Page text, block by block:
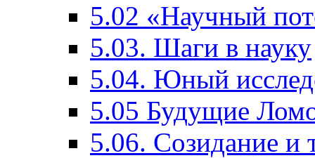
5.02 «Научный
5.03. Шаги в науку
5.04. Юный
5.05 Будущие
5.06. Созидание и